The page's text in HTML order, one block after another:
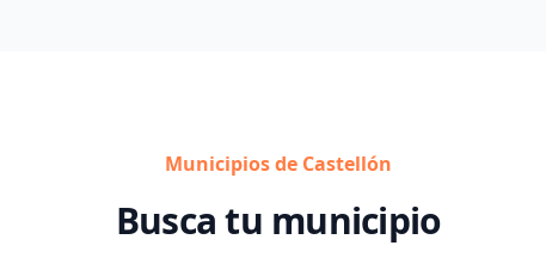
Municipios de Castellón
Busca tu municipio